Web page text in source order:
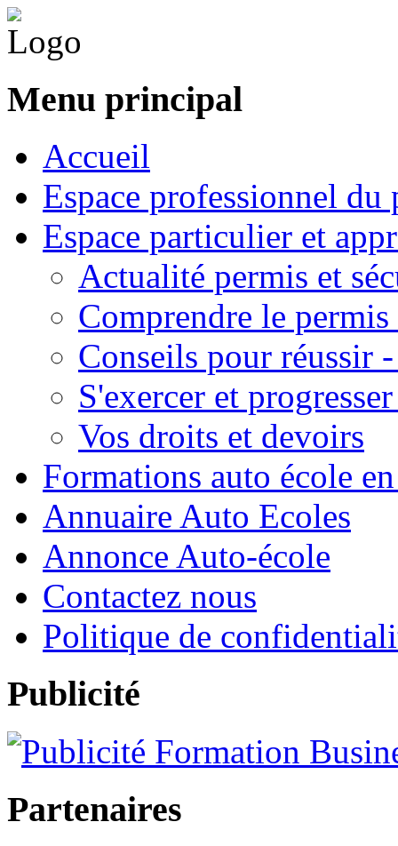
Menu principal
Accueil
Espace professionnel
Espace particulier et
Actualité permis et
Comprendre le permis
Conseils pour réussir
S'exercer et
Vos droits et devoirs
Formations auto école
Annuaire Auto Ecoles
Annonce Auto-école
Contactez nous
Politique de
Publicité
Partenaires